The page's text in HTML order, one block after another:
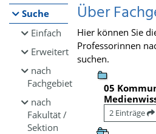
Suche
Einfach
Erweitert
nach
Fachgebiet
nach
Fakultät /
Sektion
Über
Hier können Sie
Professorinnen
suchen.
05
2 Einträge